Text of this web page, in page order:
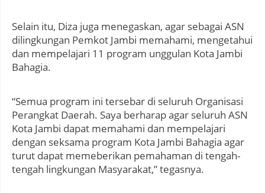
Selain itu, Diza juga menegaskan, agar sebagai ASN
dilingkungan Pemkot Jambi memahami, mengetahui
dan mempelajari 11 program unggulan Kota Jambi
Bahagia.
“Semua program ini tersebar di seluruh Organisasi
Perangkat Daerah. Saya berharap agar seluruh ASN
Kota Jambi dapat memahami dan mempelajari
dengan seksama program Kota Jambi Bahagia agar
turut dapat memeberikan pemahaman di tengah-
tengah lingkungan Masyarakat,” tegasnya.